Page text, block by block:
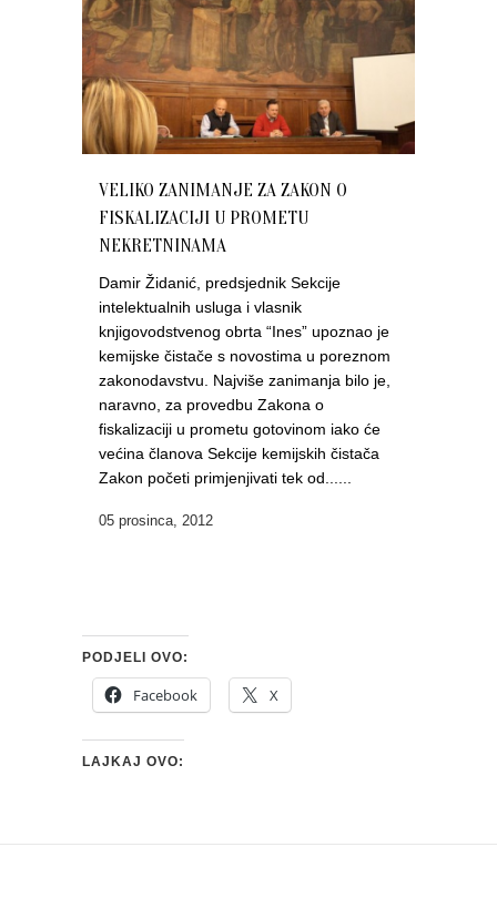
VELIKO ZANIMANJE ZA ZAKON O
FISKALIZACIJI U PROMETU
NEKRETNINAMA
Damir Židanić, predsjednik Sekcije
intelektualnih usluga i vlasnik
knjigovodstvenog obrta “Ines” upoznao je
kemijske čistače s novostima u poreznom
zakonodavstvu. Najviše zanimanja bilo je,
naravno, za provedbu Zakona o
fiskalizaciji u prometu gotovinom iako će
većina članova Sekcije kemijskih čistača
Zakon početi primjenjivati tek od......
05 prosinca, 2012
PODJELI OVO:
Facebook X
LAJKAJ OVO: